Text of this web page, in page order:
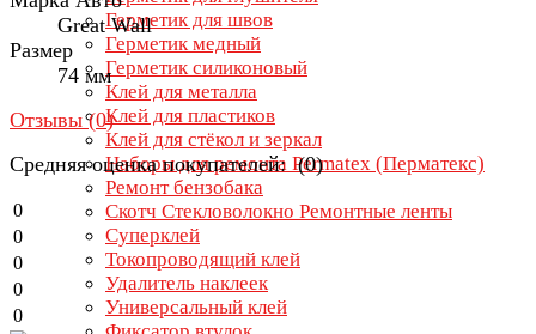
Герметик для швов
Герметик медный
Герметик силиконовый
Клей для металла
Клей для пластиков
Клей для стёкол и зеркал
Наборы для ремонта Permatex (Перматекс)
Ремонт бензобака
Скотч Стекловолокно Ремонтные ленты
Суперклей
Токопроводящий клей
Удалитель наклеек
Универсальный клей
Great Wall
Размер
74 мм
Отзывы (0)
Средняя оценка покупателей: (0)
0
0
0
0
0